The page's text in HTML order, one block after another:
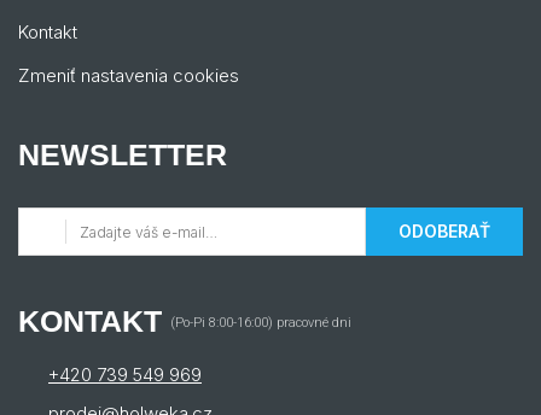
Kontakt
Zmeniť nastavenia cookies
NEWSLETTER
ODOBERAŤ
KONTAKT (Po-Pi 8:00-16:00) pracovné dni
+420 739 549 969